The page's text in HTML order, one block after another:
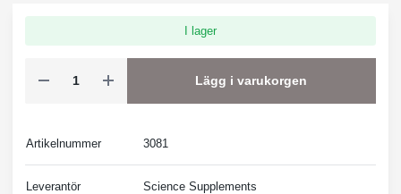
I lager
Lägg i varukorgen
Artikelnummer 3081
Leverantör Science Supplements